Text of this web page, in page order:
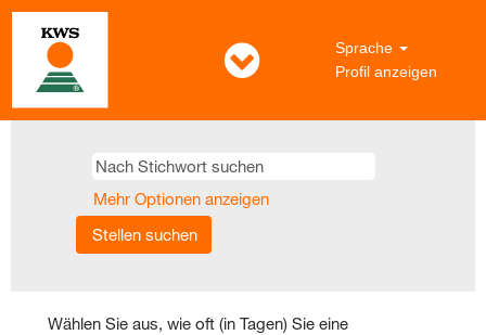
Sprache
Profil anzeigen
Mehr Optionen anzeigen
Wählen Sie aus, wie oft (in Tagen) Sie eine